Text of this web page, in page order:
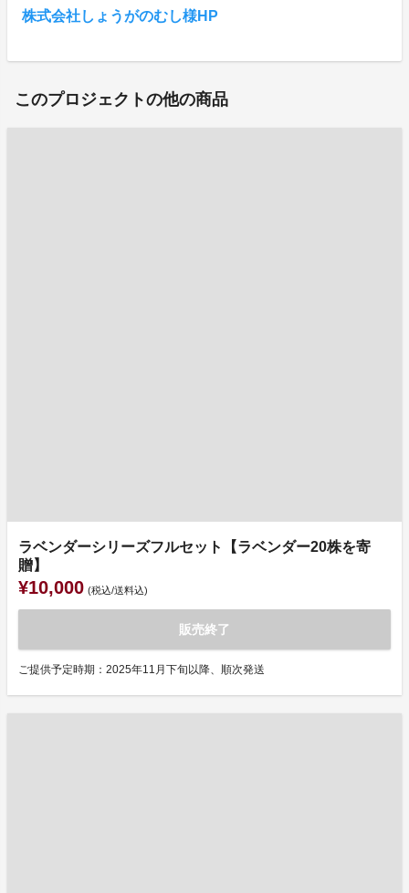
株式会社しょうがのむし様HP
このプロジェクトの他の商品
ラベンダーシリーズフルセット【ラベンダー20株を寄
贈】
¥10,000 (税込/送料込)
販売終了
ご提供予定時期：2025年11月下旬以降、順次発送